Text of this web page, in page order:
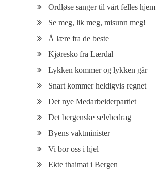
Ordløse sanger til vårt felles hjem
Se meg, lik meg, misunn meg!
Å lære fra de beste
Kjøresko fra Lærdal
Lykken kommer og lykken går
Snart kommer heldigvis regnet
Det nye Medarbeiderpartiet
Det bergenske selvbedrag
Byens vaktminister
Vi bor oss i hjel
Ekte thaimat i Bergen